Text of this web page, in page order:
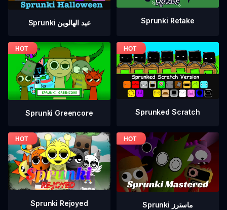
Sprunki عيد الهالوين Sprunki Retake
Sprunki Greencore Sprunked Scratch
Sprunki Rejoyed Sprunki ماسترز